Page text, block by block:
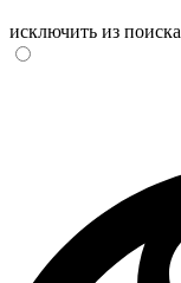
исключить из поиска